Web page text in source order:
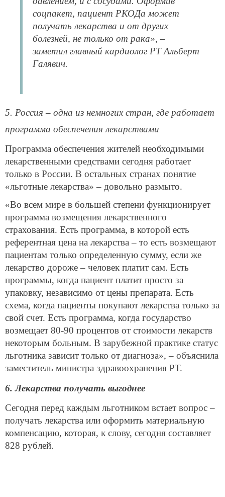
соцпакет, пациент РКОДа может
получать лекарства и от других
болезней, не только от рака», –
заметил главный кардиолог РТ Альберт
Галявич.
5. Россия – одна из немногих стран, где работает
программа обеспечения лекарствами
Программа обеспечения жителей необходимыми
лекарственными средствами сегодня работает
только в России. В остальных странах понятие
«льготные лекарства» – довольно размыто.
«Во всем мире в большей степени функционирует
программа возмещения лекарственного
страхования. Есть программа, в которой есть
референтная цена на лекарства – то есть возмещают
пациентам только определенную сумму, если же
лекарство дороже – человек платит сам. Есть
программы, когда пациент платит просто за
упаковку, независимо от цены препарата. Есть
схема, когда пациенты покупают лекарства только за
свой счет. Есть программа, когда государство
возмещает 80-90 процентов от стоимости лекарств
некоторым больным. В зарубежной практике статус
льготника зависит только от диагноза», – объяснила
заместитель министра здравоохранения РТ.
6. Лекарства получать выгоднее
Сегодня перед каждым льготником встает вопрос –
получать лекарства или оформить материальную
компенсацию, которая, к слову, сегодня составляет
828 рублей.